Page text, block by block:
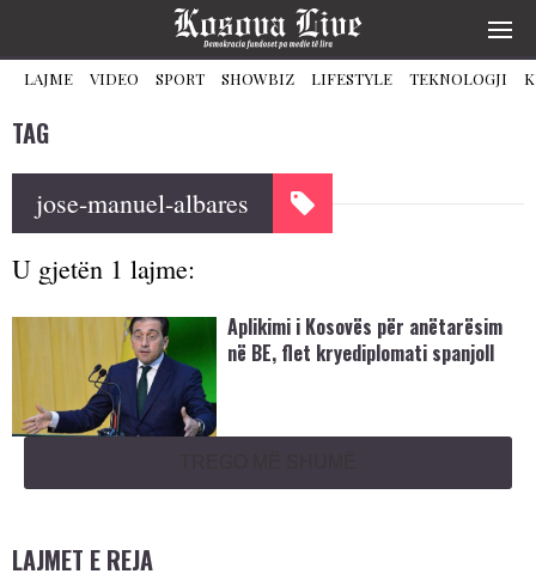
LAJME VIDEO SPORT SHOWBIZ LIFESTYLE TEKNOLOGJI
TAG
jose-manuel-albares
U gjetën 1 lajme:
Aplikimi i Kosovës për anëtarësim
në BE, flet kryediplomati spanjoll
LAJMET E REJA